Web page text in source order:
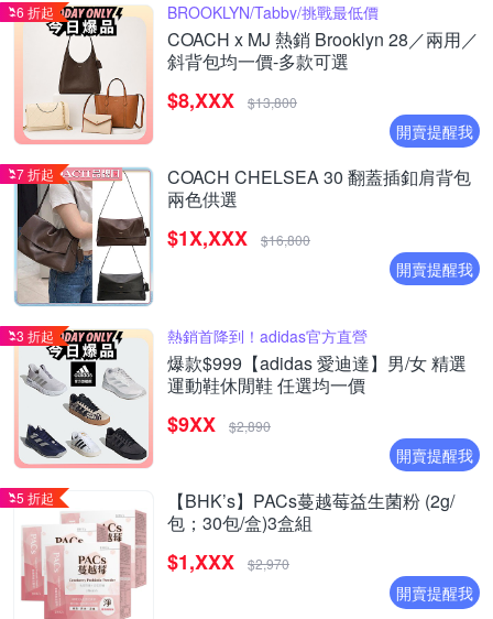
6 折起 BROOKLYN/Tabby/挑戰最低價
COACH x MJ 熱銷 Brooklyn 28／兩用／
斜背包均一價-多款可選
$8,XXX $13,800
開賣提醒我
7 折起
COACH CHELSEA 30 翻蓋插釦肩背包
兩色供選
$1X,XXX $16,800
開賣提醒我
3 折起 熱銷首降到！adidas官方直營
爆款$999【adidas 愛迪達】男/女 精選
運動鞋休閒鞋 任選均一價
$9XX $2,890
開賣提醒我
5 折起
【BHK’s】PACs蔓越莓益生菌粉 (2g/
包；30包/盒)3盒組
$1,XXX $2,970
開賣提醒我